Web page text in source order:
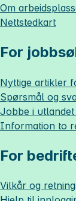
Om
Nettstedkart
For
Nyttige artikler
Spørsmål og
Jobbe i utlandet
Information to
For
Vilkår og